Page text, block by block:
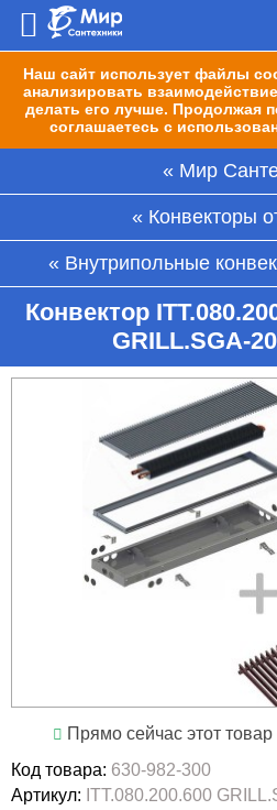
Наш сайт использует файлы
анализировать
делать его лучше. Продолжая
соглашаетесь с
Мир
Конвекторы
Внутрипольные
Конвектор
GRILL.SGA-
Прямо сейчас этот
Код товара: 630-982-300
Артикул: ITT.080.200.600